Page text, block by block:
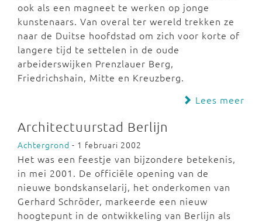
ook als een magneet te werken op jonge
kunstenaars. Van overal ter wereld trekken ze
naar de Duitse hoofdstad om zich voor korte of
langere tijd te settelen in de oude
arbeiderswijken Prenzlauer Berg,
Friedrichshain, Mitte en Kreuzberg.
Lees meer
Architectuurstad Berlijn
Achtergrond - 1 februari 2002
Het was een feestje van bijzondere betekenis,
in mei 2001. De officiële opening van de
nieuwe bondskanselarij, het onderkomen van
Gerhard Schröder, markeerde een nieuw
hoogtepunt in de ontwikkeling van Berlijn als